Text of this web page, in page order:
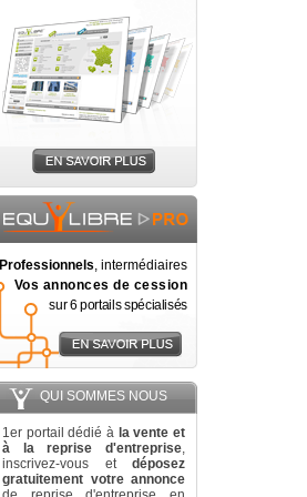
Professionnels, intermédiaires
Vos annonces de cession
sur 6 portails spécialisés
QUI SOMMES NOUS
1er portail dédié à la vente et
à la reprise d'entreprise,
inscrivez-vous et déposez
gratuitement votre annonce